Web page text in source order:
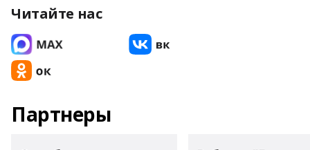
Читайте нас
Партнеры